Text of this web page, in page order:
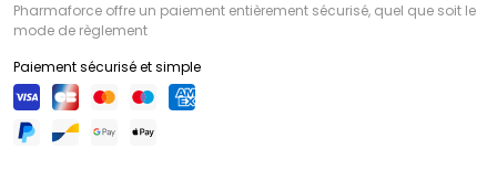
Pharmaforce offre un paiement entièrement sécurisé, quel que soit le
mode de règlement
Paiement sécurisé et simple